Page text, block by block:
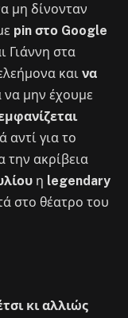
μη δίνονταν
pin στο Google
Γιάννη στα
και να
να μην έχουμε
για το
την ακρίβεια
η legendary
στο θέατρο του
κι αλλιώς